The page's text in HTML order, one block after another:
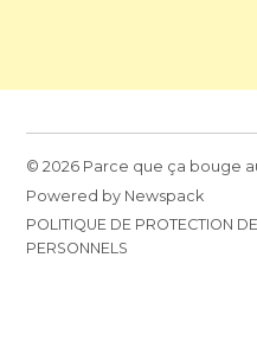
© 2026 Parce que ça bouge
Powered by Newspack
POLITIQUE DE PROTECTION
PERSONNELS